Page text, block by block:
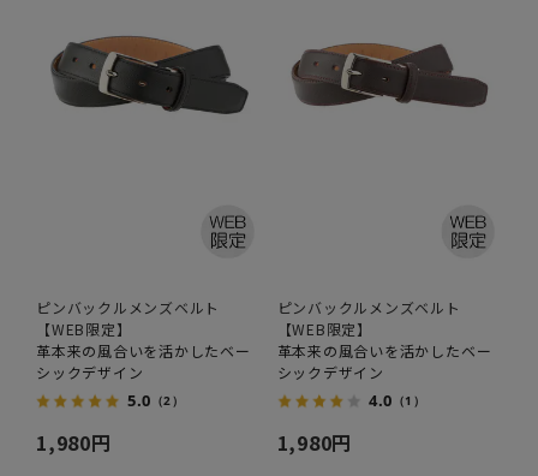
ピンバックルメンズベルト
【WEB限定】
革本来の風合いを活かしたベー
シックデザイン
5.0 （2）
1,980円
ピンバックルメンズベルト
【WEB限定】
革本来の風合いを活かしたベー
シックデザイン
4.0 （1）
1,980円